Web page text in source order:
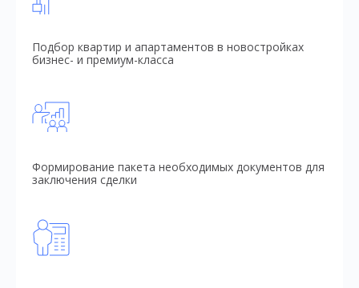
Подбор квартир и апартаментов в новостройках
бизнес- и премиум-класса
Формирование пакета необходимых документов для
заключения сделки